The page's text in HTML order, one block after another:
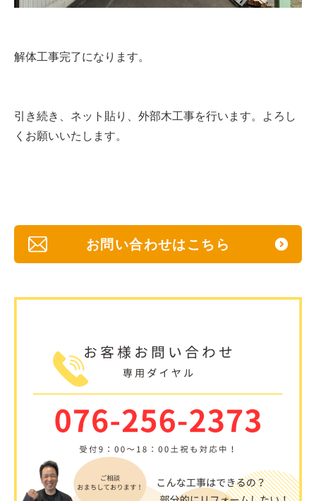
解体工事完了になります。
引き続き、ネット貼り、外部木工事を行います。よろし
くお願いいたします。
お問い合わせはこちら